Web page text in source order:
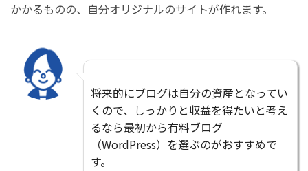
かかるものの、自分オリジナルのサイトが作れます。
将来的にブログは自分の資産となってい
くので、しっかりと収益を得たいと考え
るなら最初から有料ブログ
（WordPress）を選ぶのがおすすめで
す。